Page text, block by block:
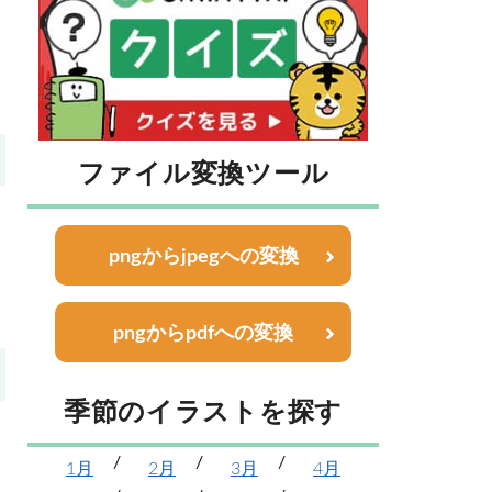
ファイル変換ツール
pngからjpegへの変換
pngからpdfへの変換
季節のイラストを探す
1月 2月 3月 4月